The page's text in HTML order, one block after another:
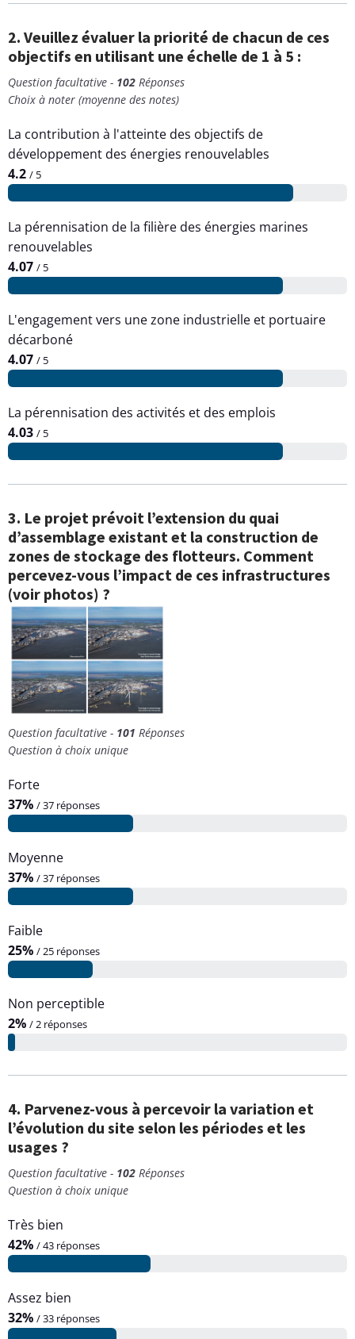
2. Veuillez évaluer la priorité de chacun de ces
objectifs en utilisant une échelle de 1 à 5 :
Question facultative - 102 Réponses
Choix à noter (moyenne des notes)
La contribution à l'atteinte des objectifs de
développement des énergies renouvelables
4.2 / 5
La pérennisation de la filière des énergies marines
renouvelables
4.07 / 5
L'engagement vers une zone industrielle et portuaire
décarboné
4.07 / 5
La pérennisation des activités et des emplois
4.03 / 5
3. Le projet prévoit l’extension du quai
d’assemblage existant et la construction de
zones de stockage des flotteurs. Comment
percevez-vous l’impact de ces infrastructures
(voir photos) ?
l
Question facultative - 101 Réponses
Question à choix unique
Forte
37% / 37 réponses
Moyenne
37% / 37 réponses
Faible
25% / 25 réponses
Non perceptible
2% / 2 réponses
4. Parvenez-vous à percevoir la variation et
l’évolution du site selon les périodes et les
usages ?
Question facultative - 102 Réponses
Question à choix unique
Très bien
42% / 43 réponses
Assez bien
32% / 33 réponses